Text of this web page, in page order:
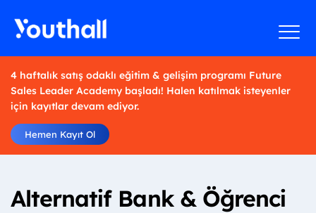
4 haftalık satış odaklı eğitim & gelişim programı Future
Sales Leader Academy başladı! Halen katılmak isteyenler
için kayıtlar devam ediyor.
Hemen Kayıt Ol
Alternatif Bank & Öğrenci